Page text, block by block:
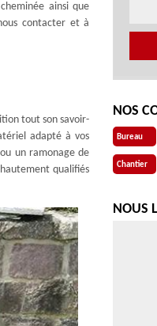
ainsi que
contacter et à
tout son savoir-
adapté à vos
un ramonage de
qualifiés
NOS
Bureau
Chantier
NOUS